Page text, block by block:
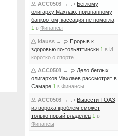
ACC0508 →
Беглому
олигарху Махлаю, признанному
банкротом, кассация не помогла
1 в Финансы
klauss →
Прорыв к
здоровью по-тольяттински 1 в И
коротко о спорте
ACC0508 →
Дело беглых
олигархов Махлаев рассмотрят в
Самаре 1 в Финансы
ACC0508 →
Вывести ТОАЗ
из вороха проблем сможет
только новый владелец 1 в
Финансы